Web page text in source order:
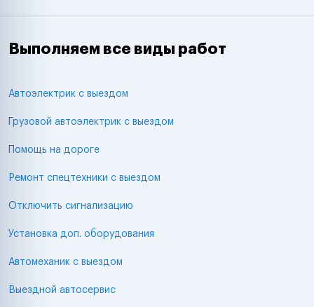
Выполняем все виды работ
Автоэлектрик с выездом
Грузовой автоэлектрик с выездом
Помощь на дороге
Ремонт спецтехники с выездом
Отключить сигнализацию
Установка доп. оборудования
Автомеханик с выездом
Выездной автосервис